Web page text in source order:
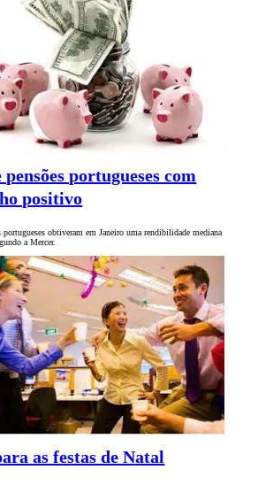
pensões portugueses com
positivo
portugueses obtiveram em Janeiro uma rendibilidade mediana
a Mercer.
as festas de Natal